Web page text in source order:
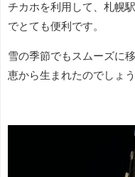
チカホを利用して、札幌
でとても便利です。
雪の季節でもスムーズに
恵から生まれたのでしょう